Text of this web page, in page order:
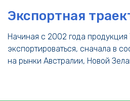
Экспортная
Начиная с 2002 года продукция
экспортироваться, сначала в
на рынки Австралии, Новой